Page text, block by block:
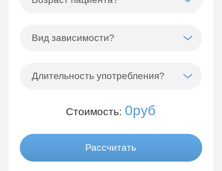
Вид зависимости?
Длительность употребления?
Стоимость: 0руб
Рассчитать